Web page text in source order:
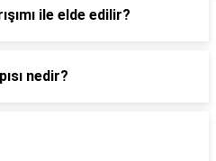
ile elde edilir?
nedir?